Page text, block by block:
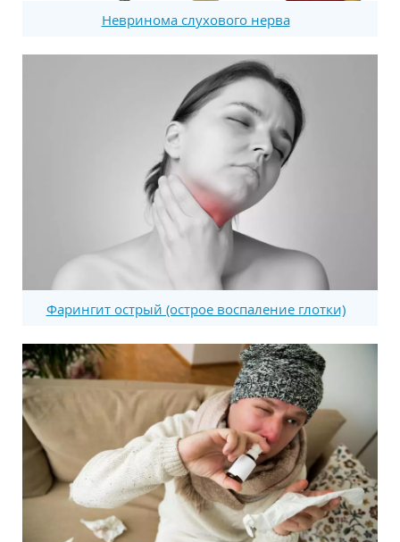
Невринома слухового нерва
Фарингит острый (острое воспаление глотки)